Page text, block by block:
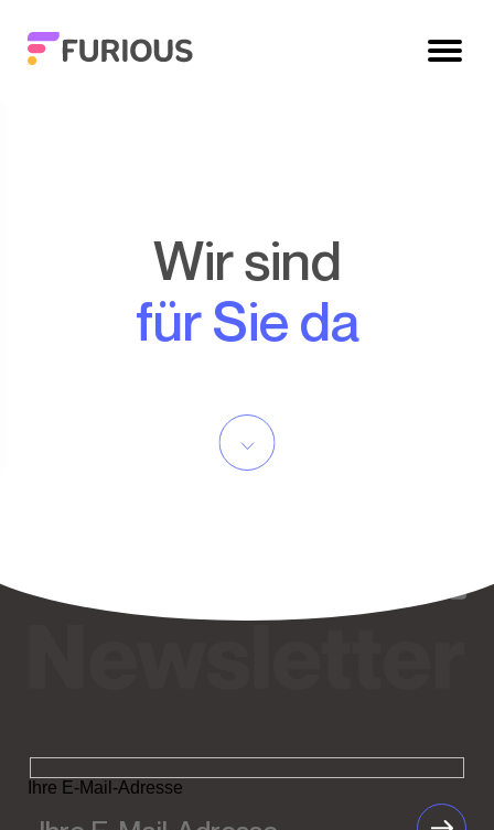
Wir sind
für Sie da
Ihre E-Mail-Adresse